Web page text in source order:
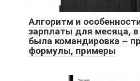
Алгоритм и
зарплаты для месяца,
была командировка –
формулы, примеры